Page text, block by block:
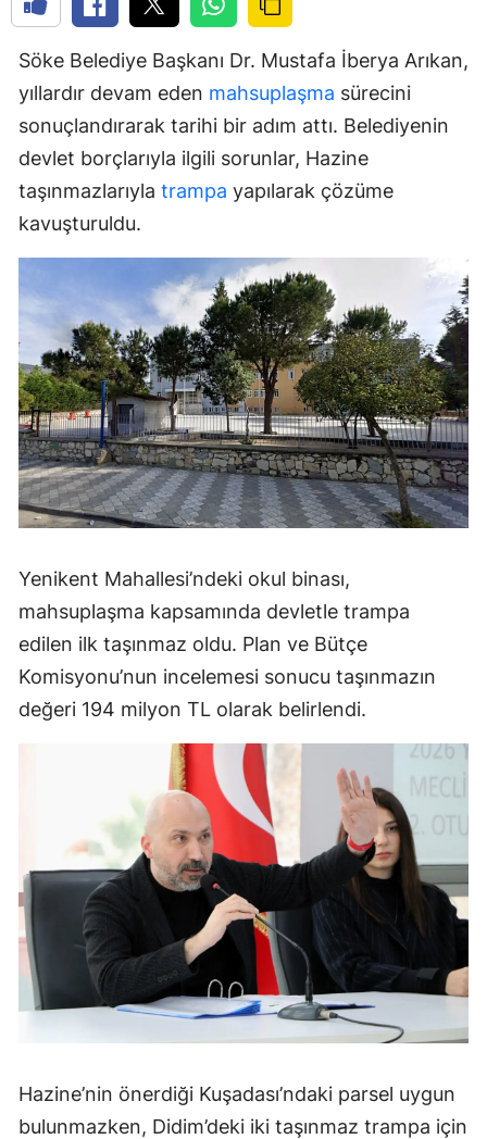
Söke Belediye Başkanı Dr. Mustafa İberya Arıkan,
yıllardır devam eden mahsuplaşma sürecini
sonuçlandırarak tarihi bir adım attı. Belediyenin
devlet borçlarıyla ilgili sorunlar, Hazine
taşınmazlarıyla trampa yapılarak çözüme
kavuşturuldu.
Yenikent Mahallesi’ndeki okul binası,
mahsuplaşma kapsamında devletle trampa
edilen ilk taşınmaz oldu. Plan ve Bütçe
Komisyonu’nun incelemesi sonucu taşınmazın
değeri 194 milyon TL olarak belirlendi.
Hazine’nin önerdiği Kuşadası’ndaki parsel uygun
bulunmazken, Didim’deki iki taşınmaz trampa için